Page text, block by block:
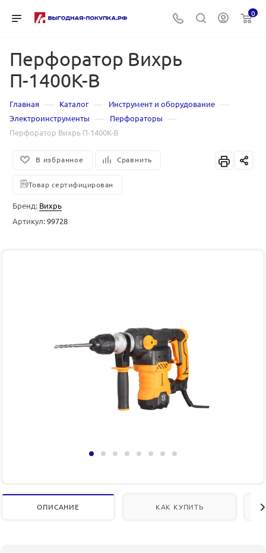
0
Перфоратор Вихрь
П-1400К-В
Главная — Каталог — Инструмент и оборудование —
Электроинструменты — Перфораторы —
Перфоратор Вихрь П-1400К-В
В избранное Сравнить
Товар сертифицирован
Бренд: Вихрь
Артикул:99728
ОПИСАНИЕ КАК КУПИТЬ